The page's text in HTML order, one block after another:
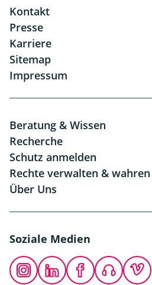
Kontakt
Presse
Karriere
Sitemap
Impressum
Beratung & Wissen
Recherche
Schutz anmelden
Rechte verwalten & wahren
Über Uns
Soziale Medien
InstagramLinkedInFacebookPodcastVimeo